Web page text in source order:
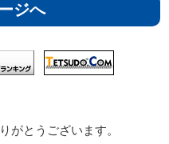
ジへ
がとうございます。